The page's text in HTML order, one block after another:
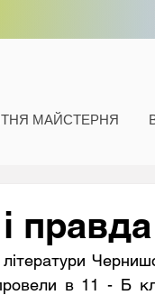
МАЙСТЕРНЯ
в 11 - Б